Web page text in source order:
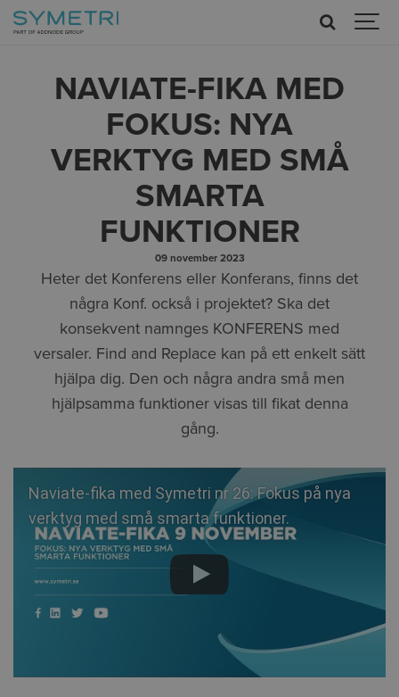
NAVIATE-FIKA MED
FOKUS: NYA
VERKTYG MED SMÅ
SMARTA
FUNKTIONER
09 november 2023
Heter det Konferens eller Konferans, finns det
några Konf. också i projektet? Ska det
konsekvent namnges KONFERENS med
versaler. Find and Replace kan på ett enkelt sätt
hjälpa dig. Den och några andra små men
hjälpsamma funktioner visas till fikat denna
gång.
Naviate-fika med Symetri nr 26: Fokus på nya
verktyg med små smarta funktioner.